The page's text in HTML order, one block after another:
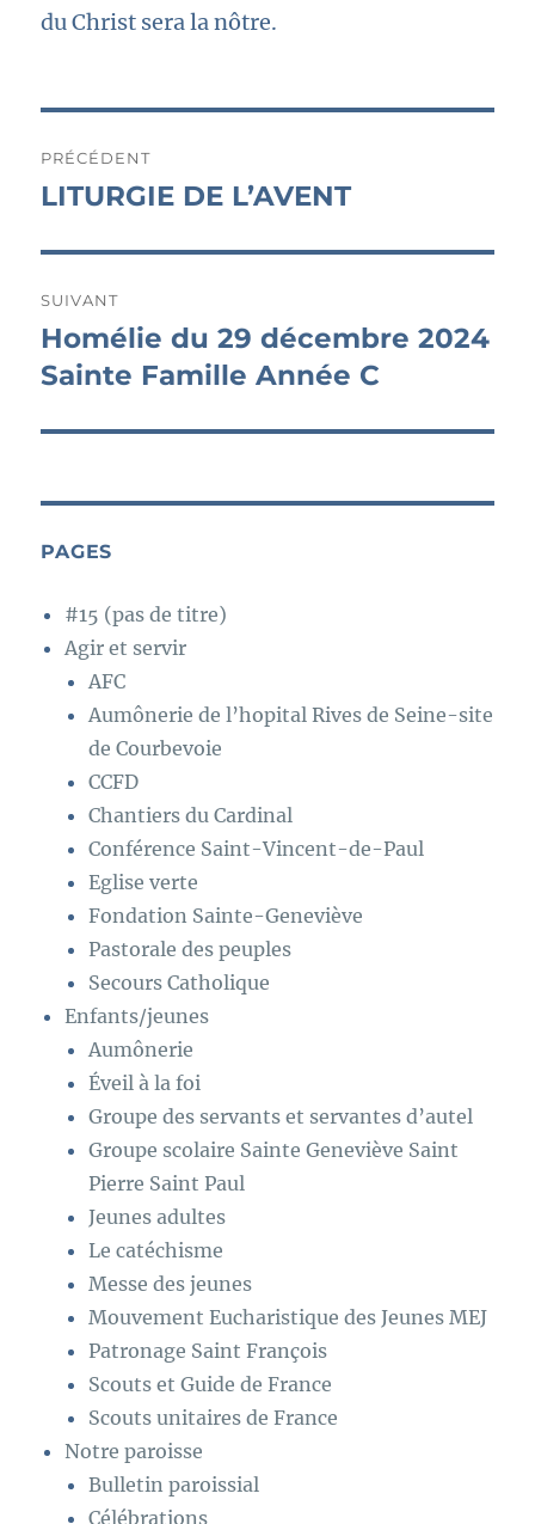
du Christ sera la nôtre.
de
PRÉCÉDENT
Publication
LITURGIE DE L’AVENT
SUIVANT
Publication
suivante :
Homélie du 29 décembre 2024
Sainte Famille Année C
PAGES
#15 (pas de titre)
Agir et servir
AFC
Aumônerie de l’hopital Rives de Seine-site
de Courbevoie
CCFD
Chantiers du Cardinal
Conférence Saint-Vincent-de-Paul
Eglise verte
Fondation Sainte-Geneviève
Pastorale des peuples
Secours Catholique
Enfants/jeunes
Aumônerie
Éveil à la foi
Groupe des servants et servantes d’autel
Groupe scolaire Sainte Geneviève Saint
Pierre Saint Paul
Jeunes adultes
Le catéchisme
Messe des jeunes
Mouvement Eucharistique des Jeunes MEJ
Patronage Saint François
Scouts et Guide de France
Scouts unitaires de France
Notre paroisse
Bulletin paroissial
Célébrations